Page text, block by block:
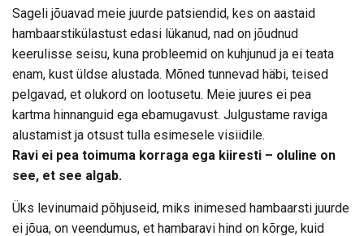
Sageli jõuavad meie juurde patsiendid, kes on aastaid
hambaarstikülastust edasi lükanud, nad on jõudnud
keerulisse seisu, kuna probleemid on kuhjunud ja ei teata
enam, kust üldse alustada. Mõned tunnevad häbi, teised
pelgavad, et olukord on lootusetu. Meie juures ei pea
kartma hinnanguid ega ebamugavust. Julgustame raviga
alustamist ja otsust tulla esimesele visiidile.
Ravi ei pea toimuma korraga ega kiiresti – oluline on
see, et see algab.
Üks levinumaid põhjuseid, miks inimesed hambaarsti juurde
ei jõua, on veendumus, et hambaravi hind on kõrge, kuid